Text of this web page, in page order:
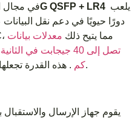
في مجالجهاز إرسال واستقبال 40G QSFP + LR4
دورًا حيويًا في دعم نقل
القنوات مع مقابس موصل ألياف LC، مما يتيح ذلك معدلات بيانات
كم. هذه القدرة تجعلها مناسبة لمختلف تطبيقات الاتصالات.
يقوم جهاز الإرسال والاستقبال